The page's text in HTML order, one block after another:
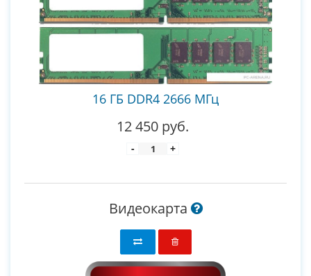
16 ГБ DDR4 2666 МГц
12 450 руб.
- +
Видеокарта